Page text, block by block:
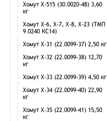
Хомут Х-515 (30.0020-48) 3,60
кг
Хомут Х-6, Х-7, Х-8, Х-23 (ТМП
9.0240 КС14)
Хомут Х-31 (22.0099-37) 2,50 кг
Хомут Х-32 (22.0099-38) 12,70
кг
Хомут Х-33 (22.0099-39) 4,50 кг
Хомут Х-34 (22.0099-40) 22,90
кг
Хомут Х-35 (22.0099-41) 15,50
кг